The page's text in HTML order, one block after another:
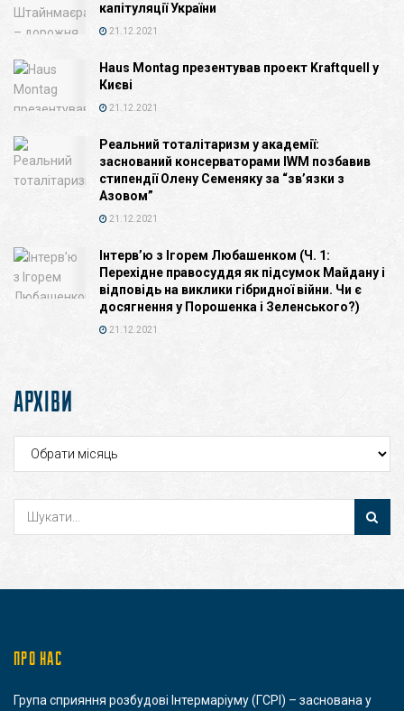
капітуляції України
21.12.2021
Haus Montag презентував проект Kraftquell у
Києві
21.12.2021
Реальний тоталітаризм у академії:
заснований консерваторами IWM позбавив
стипендії Олену Семеняку за “зв’язки з
Азовом”
21.12.2021
Інтерв’ю з Ігорем Любашенком (Ч. 1:
Перехідне правосуддя як підсумок Майдану і
відповідь на виклики гібридної війни. Чи є
досягнення у Порошенка і Зеленського?)
21.12.2021
АРХІВИ
Архіви
ПРО НАС
Група сприяння розбудові Інтермаріуму (ГСРІ) – заснована у